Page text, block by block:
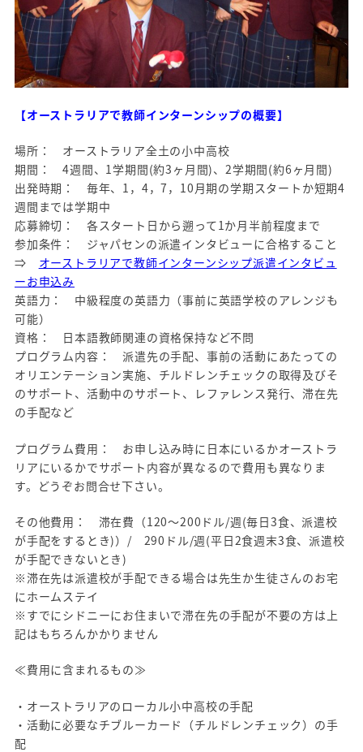
【オーストラリアで教師インターンシップの概要】
場所： オーストラリア全土の小中高校
期間： 4週間、1学期間(約3ヶ月間)、2学期間(約6ヶ月間)
出発時期： 毎年、1，4，7，10月期の学期スタートか短期4
週間までは学期中
応募締切： 各スタート日から遡って1か月半前程度まで
参加条件： ジャパセンの派遣インタビューに合格すること
⇒ オーストラリアで教師インターンシップ派遣インタビュ
ーお申込み
英語力： 中級程度の英語力（事前に英語学校のアレンジも
可能）
資格： 日本語教師関連の資格保持など不問
プログラム内容： 派遣先の手配、事前の活動にあたっての
オリエンテーション実施、チルドレンチェックの取得及びそ
のサポート、活動中のサポート、レファレンス発行、滞在先
の手配など
プログラム費用： お申し込み時に日本にいるかオーストラ
リアにいるかでサポート内容が異なるので費用も異なりま
す。どうぞお問合せ下さい。
その他費用： 滞在費（120～200ドル/週(毎日3食、派遣校
が手配をするとき)）/ 290ドル/週(平日2食週末3食、派遣校
が手配できないとき)
※滞在先は派遣校が手配できる場合は先生か生徒さんのお宅
にホームステイ
※すでにシドニーにお住まいで滞在先の手配が不要の方は上
記はもちろんかかりません
≪費用に含まれるもの≫
・オーストラリアのローカル小中高校の手配
・活動に必要なチブルーカード（チルドレンチェック）の手
配